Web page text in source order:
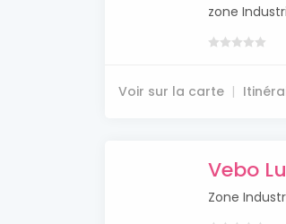
zone
Voir sur la carte
Vebo
Zone